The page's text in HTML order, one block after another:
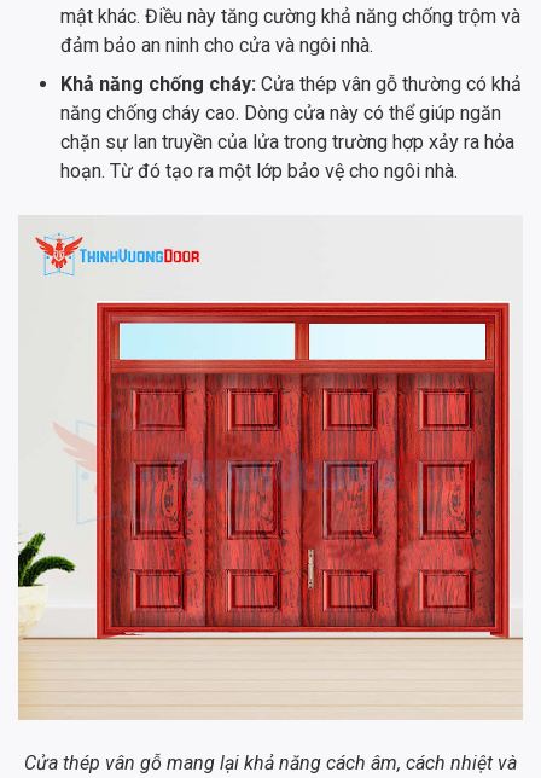
mật khác. Điều này tăng cường khả năng chống trộm và
đảm bảo an ninh cho cửa và ngôi nhà.
Khả năng chống cháy: Cửa thép vân gỗ thường có khả
năng chống cháy cao. Dòng cửa này có thể giúp ngăn
chặn sự lan truyền của lửa trong trường hợp xảy ra hỏa
hoạn. Từ đó tạo ra một lớp bảo vệ cho ngôi nhà.
Cửa thép vân gỗ mang lại khả năng cách âm, cách nhiệt và